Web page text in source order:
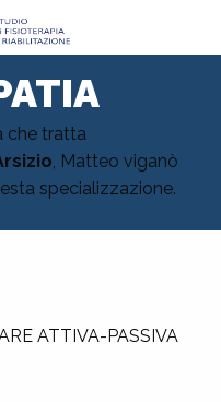
che tratta
, Matteo viganò
specializzazione.
ATTIVA-PASSIVA